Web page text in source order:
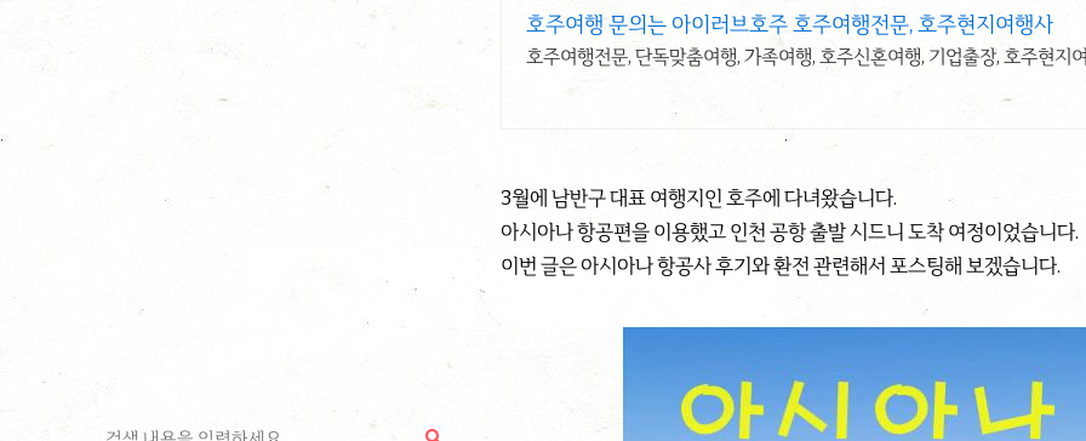
호주여행 문의는 아이러브호주 호주여행전문, 호주현지여행사
호주여행전문, 단독맞춤여행, 가족여행, 호주신혼여행, 기업출장, 호주현지
3월에 남반구 대표 여행지인 호주에 다녀왔습니다.
아시아나 항공편을 이용했고 인천 공항 출발 시드니 도착 여정이었습니다.
이번 글은 아시아나 항공사 후기와 환전 관련해서 포스팅해 보겠습니다.